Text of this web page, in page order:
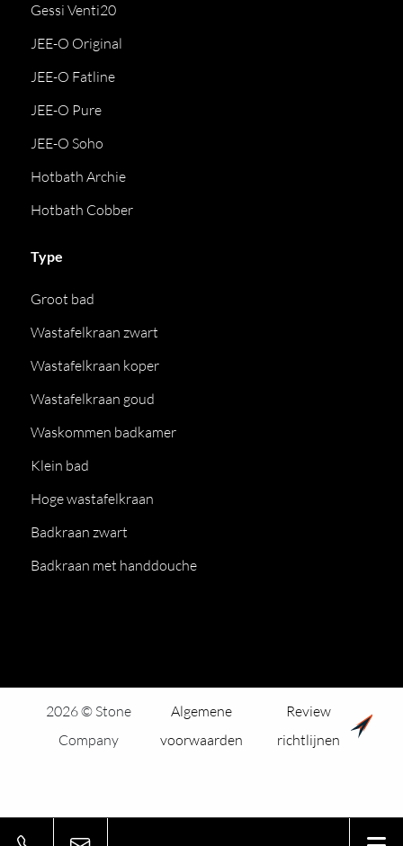
Gessi Venti20
JEE-O Original
JEE-O Fatline
JEE-O Pure
JEE-O Soho
Hotbath Archie
Hotbath Cobber
Type
Groot bad
Wastafelkraan zwart
Wastafelkraan koper
Wastafelkraan goud
Waskommen badkamer
Klein bad
Hoge wastafelkraan
Badkraan zwart
Badkraan met handdouche
2026 © Stone
Company
Algemene
voorwaarden
Review
richtlijnen